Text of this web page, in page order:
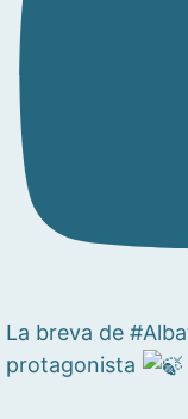
La breva de
protagonista